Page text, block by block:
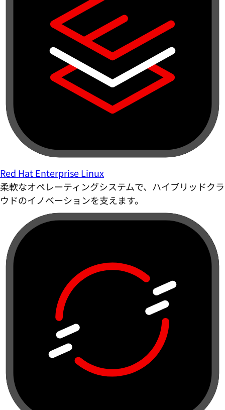
Red Hat Enterprise Linux
柔軟なオペレーティングシステムで、ハイブリッドクラ
ウドのイノベーションを支えます。